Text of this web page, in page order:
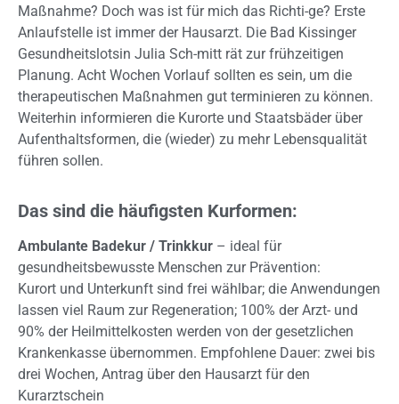
Maßnahme? Doch was ist für mich das Richti-ge? Erste
Anlaufstelle ist immer der Hausarzt. Die Bad Kissinger
Gesundheitslotsin Julia Sch-mitt rät zur frühzeitigen
Planung. Acht Wochen Vorlauf sollten es sein, um die
therapeutischen Maßnahmen gut terminieren zu können.
Weiterhin informieren die Kurorte und Staatsbäder über
Aufenthaltsformen, die (wieder) zu mehr Lebensqualität
führen sollen.
Das sind die häufigsten Kurformen:
Ambulante Badekur / Trinkkur – ideal für
gesundheitsbewusste Menschen zur Prävention:
Kurort und Unterkunft sind frei wählbar; die Anwendungen
lassen viel Raum zur Regeneration; 100% der Arzt- und
90% der Heilmittelkosten werden von der gesetzlichen
Krankenkasse übernommen. Empfohlene Dauer: zwei bis
drei Wochen, Antrag über den Hausarzt für den
Kurarztschein